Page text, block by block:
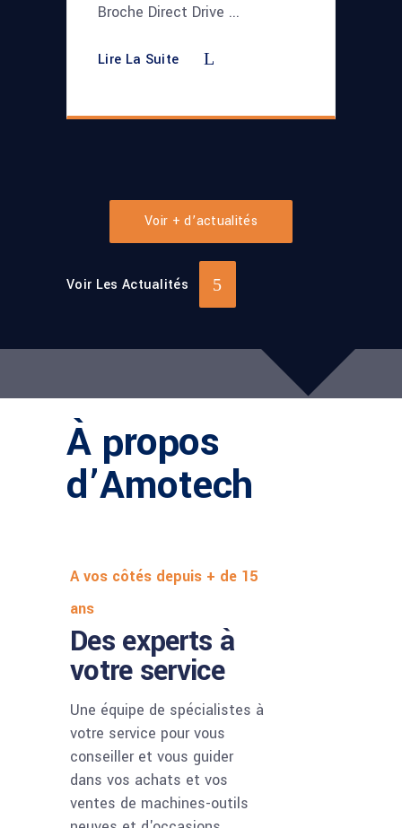
Broche Direct Drive
Lire La Suite
Voir + d’actualités
Voir Les Actualités
À propos
d’Amotech
A vos côtés depuis + de 15
ans
Des experts à
votre service
Une équipe de spécialistes à
votre service pour vous
conseiller et vous guider
dans vos achats et vos
ventes de machines-outils